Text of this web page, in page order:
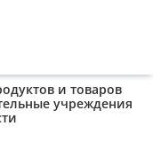
и товаров
учреждения